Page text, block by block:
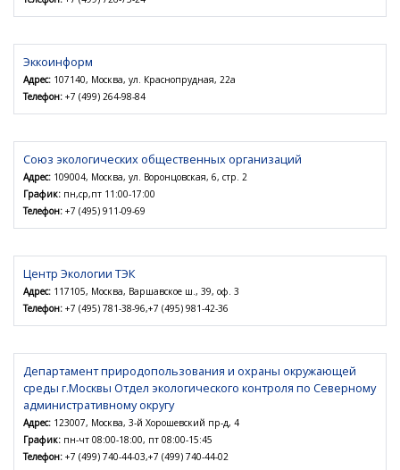
Эккоинформ
Адрес: 107140, Москва, ул. Краснопрудная, 22а
Телефон: +7 (499) 264-98-84
Союз экологических общественных организаций
Адрес: 109004, Москва, ул. Воронцовская, 6, стр. 2
График: пн,ср,пт 11:00-17:00
Телефон: +7 (495) 911-09-69
Центр Экологии ТЭК
Адрес: 117105, Москва, Варшавское ш., 39, оф. 3
Телефон: +7 (495) 781-38-96,+7 (495) 981-42-36
Департамент природопользования и охраны окружающей
среды г.Москвы Отдел экологического контроля по Северному
административному округу
Адрес: 123007, Москва, 3-й Хорошевский пр-д, 4
График: пн-чт 08:00-18:00, пт 08:00-15:45
Телефон: +7 (499) 740-44-03,+7 (499) 740-44-02